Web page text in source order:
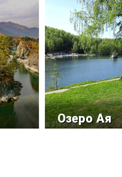
Озеро Ая